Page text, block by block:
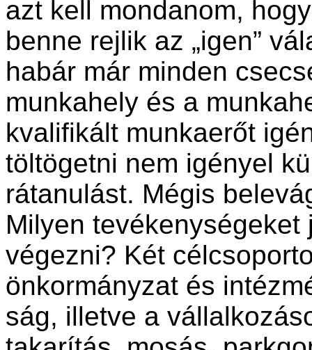
azt kell mondanom,
benne rejlik az „igen”
habár már minden
munkahely és a
kvalifikált munkaerőt
töltögetni nem igényel
rátanulást. Mégis
Milyen
végezni? Két
önkormányzat és
ság, illetve a